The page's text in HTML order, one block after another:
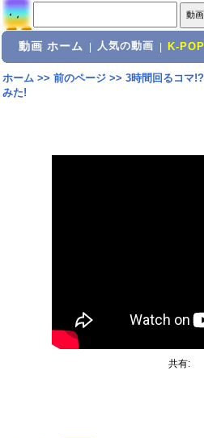
動画 ホーム 人気の動画 K-POP
ホーム>> 前のページ>> 3時間回るコマ
みた!
共有: